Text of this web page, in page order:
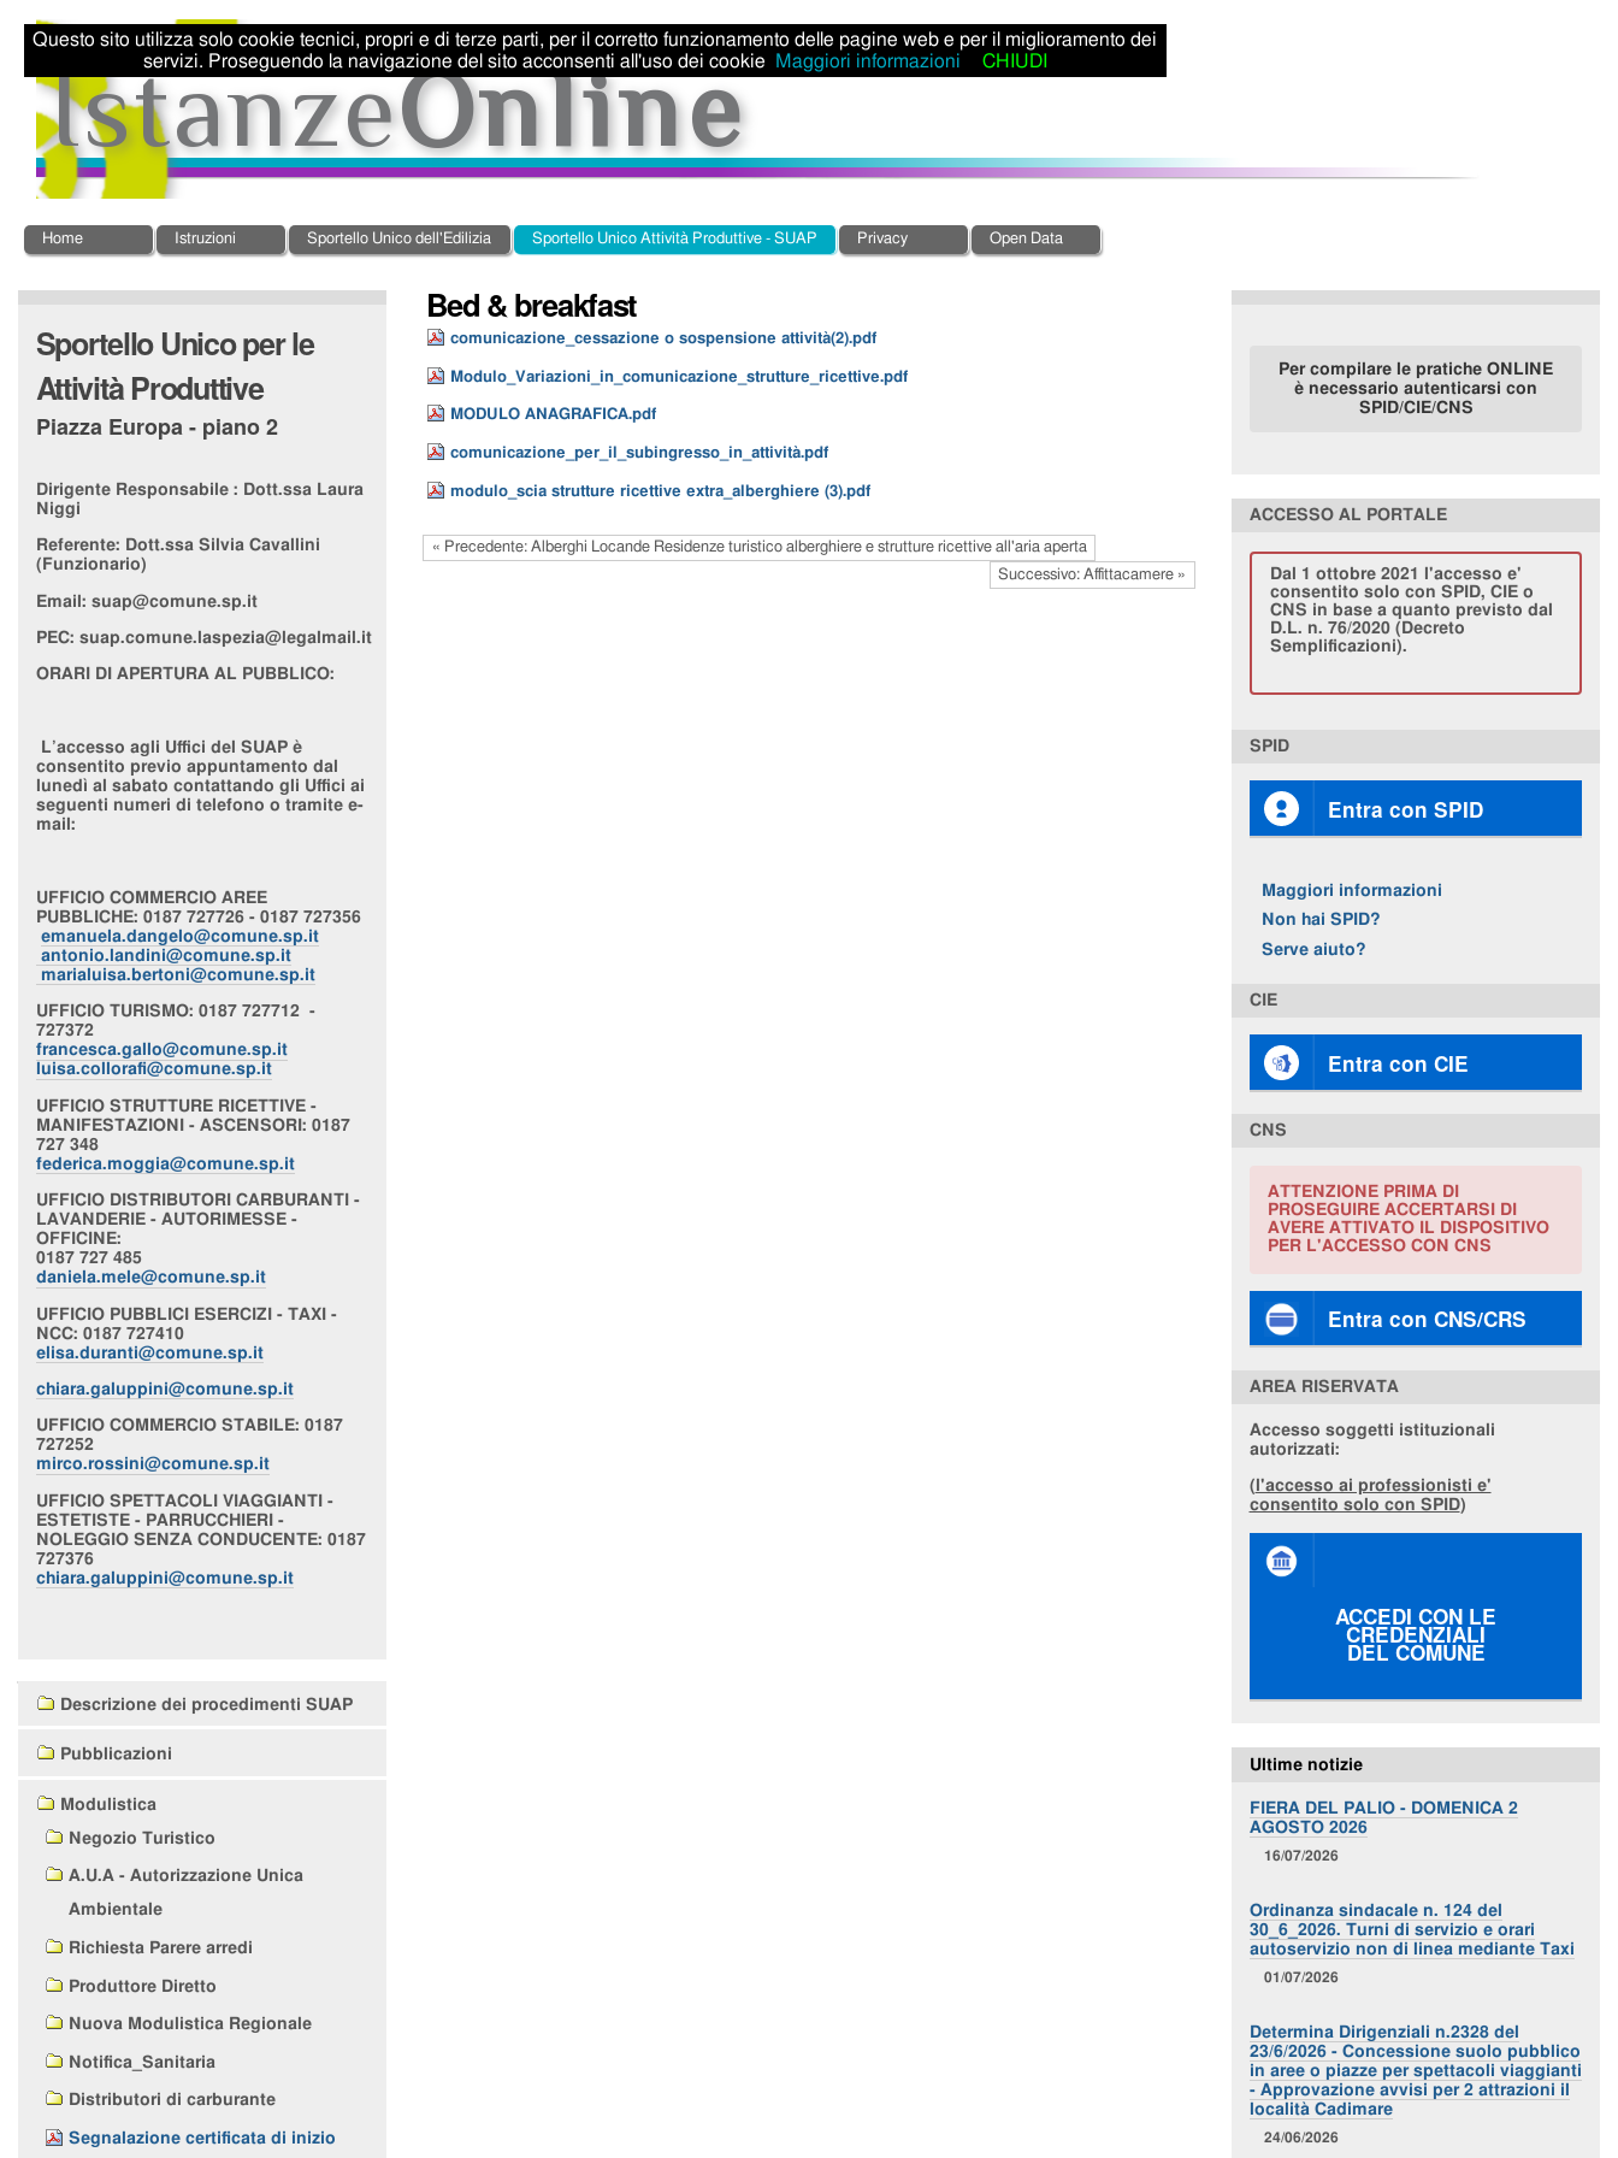
ai
contenuti.
Salta
alla
navigazione
personali
Sezioni
Home Istruzioni Sportello Unico dell'Edilizia Sportello Unico Attività Produttive - SUAP Privacy Open Data
Bed & breakfast
comunicazione_cessazione o sospensione attività(2).pdf
Modulo_Variazioni_in_comunicazione_strutture_ricettive.pdf
MODULO ANAGRAFICA.pdf
comunicazione_per_il_subingresso_in_attività.pdf
modulo_scia strutture ricettive extra_alberghiere (3).pdf
« Precedente: Alberghi Locande Residenze turistico alberghiere e strutture ricettive all'aria aperta
Successivo: Affittacamere »
Sportello Unico per le
Attività Produttive
Piazza Europa - piano 2
Dirigente Responsabile : Dott.ssa Laura
Niggi
Referente: Dott.ssa Silvia Cavallini
(Funzionario)
Email: suap@comune.sp.it
PEC: suap.comune.laspezia@legalmail.it
ORARI DI APERTURA AL PUBBLICO:
L’accesso agli Uffici del SUAP è
consentito previo appuntamento dal
lunedì al sabato contattando gli Uffici ai
seguenti numeri di telefono o tramite e-
mail:
UFFICIO COMMERCIO AREE
PUBBLICHE: 0187 727726 - 0187 727356
emanuela.dangelo@comune.sp.it
antonio.landini@comune.sp.it
marialuisa.bertoni@comune.sp.it
UFFICIO TURISMO: 0187 727712 -
727372
francesca.gallo@comune.sp.it
luisa.collorafi@comune.sp.it
UFFICIO STRUTTURE RICETTIVE -
MANIFESTAZIONI - ASCENSORI : 0187
727 348
federica.moggia@comune.sp.it
UFFICIO DISTRIBUTORI CARBURANTI -
LAVANDERIE - AUTORIMESSE -
OFFICINE:
0187 727 485
daniela.mele@comune.sp.it
UFFICIO PUBBLICI ESERCIZI - TAXI -
NCC: 0187 727410
elisa.duranti@comune.sp.it
chiara.galuppini@comune.sp.it
UFFICIO COMMERCIO STABILE: 0187
727252
mirco.rossini@comune.sp.it
UFFICIO SPETTACOLI VIAGGIANTI -
ESTETISTE - PARRUCCHIERI -
NOLEGGIO SENZA CONDUCENTE: 0187
727376
chiara.galuppini@comune.sp.it
Descrizione dei procedimenti SUAP
Pubblicazioni
Modulistica
Negozio Turistico
A.U.A - Autorizzazione Unica
Ambientale
Richiesta Parere arredi
Produttore Diretto
Nuova Modulistica Regionale
Notifica_Sanitaria
Distributori di carburante
Segnalazione certificata di inizio
Per compilare le pratiche ONLINE
è necessario autenticarsi con
SPID/CIE/CNS
ACCESSO AL PORTALE
Dal 1 ottobre 2021 l'accesso e'
consentito solo con SPID, CIE o
CNS in base a quanto previsto dal
D.L. n. 76/2020 (Decreto
Semplificazioni).
SPID
Entra con SPID
Maggiori informazioni
Non hai SPID?
Serve aiuto?
CIE
Entra con CIE
CNS
ATTENZIONE PRIMA DI
PROSEGUIRE ACCERTARSI DI
AVERE ATTIVATO IL DISPOSITIVO
PER L'ACCESSO CON CNS
Entra con CNS/CRS
AREA RISERVATA
Accesso soggetti istituzionali
autorizzati:
( l'accesso ai professionisti e'
consentito solo con SPID)
ACCEDI CON LE
CREDENZIALI
DEL COMUNE
Ultime notizie
FIERA DEL PALIO - DOMENICA 2
AGOSTO 2026
16/07/2026
Ordinanza sindacale n. 124 del
30_6_2026. Turni di servizio e orari
autoservizio non di linea mediante Taxi
01/07/2026
Determina Dirigenziali n.2328 del
23/6/2026 - Concessione suolo pubblico
in aree o piazze per spettacoli viaggianti
- Approvazione avvisi per 2 attrazioni il
località Cadimare
24/06/2026
Questo sito utilizza solo cookie tecnici, propri e di terze parti, per il corretto funzionamento delle pagine web e per il miglioramento dei
servizi. Proseguendo la navigazione del sito acconsenti all'uso dei cookie
Maggiori informazioni CHIUDI